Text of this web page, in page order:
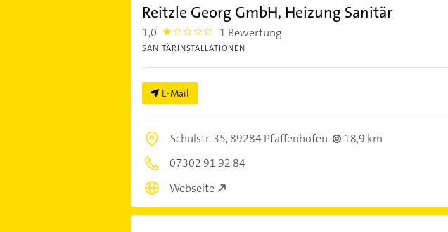
Reitzle Georg GmbH, Heizung Sanitär
1,0 1.0 1 Bewertung
SANITÄRINSTALLATIONEN
E-Mail
Schulstr. 35,89284 Pfaffenhofen
18,9 km
07302 91 92 84
Webseite